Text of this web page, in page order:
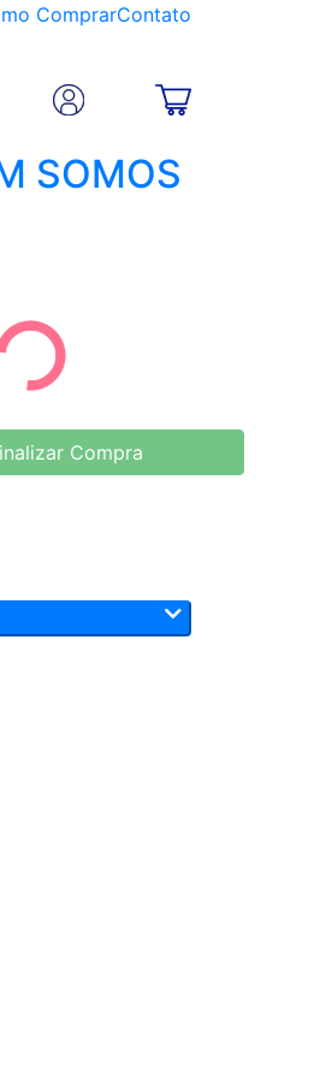
ComprarContato
SOMOS
Compra